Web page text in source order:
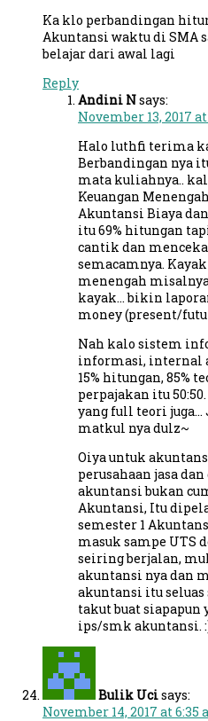
Ka klo perbandingan
Akuntansi waktu di SMA
belajar dari awal lagi
Reply
Andini Nsays:
November 13, 2017
Halo luthfi terima
Berbandingan nya
mata kuliahnya..
Keuangan
Akuntansi Biaya
itu 69% hitungan
cantik dan
semacamnya.
menengah
kayak… bikin
money (present/
Nah kalo sistem
informasi, internal
15% hitungan, 85%
perpajakan itu
yang full teori
matkul nya dulz~
Oiya untuk
perusahaan jasa
akuntansi bukan
Akuntansi, Itu
semester 1
masuk sampe UTS
seiring berjalan,
akuntansi nya dan
akuntansi itu
takut buat siapapun
ips/smk akuntansi.
Bulik Ucisays:
November 14, 2017 at 6:35